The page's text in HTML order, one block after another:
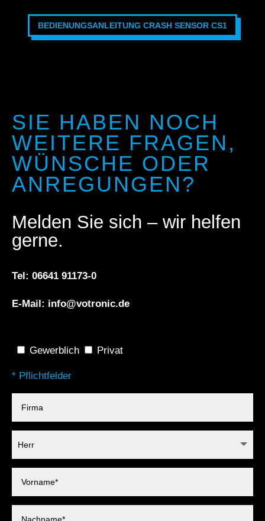
BEDIENUNGSANLEITUNG CRASH SENSOR CS1
SIE HABEN NOCH
WEITERE FRAGEN,
WÜNSCHE ODER
ANREGUNGEN?
Melden Sie sich – wir helfen
gerne.
Tel: 06641 91173-0
E-Mail: info@votronic.de
Gewerblich Privat
* Pflichtfelder